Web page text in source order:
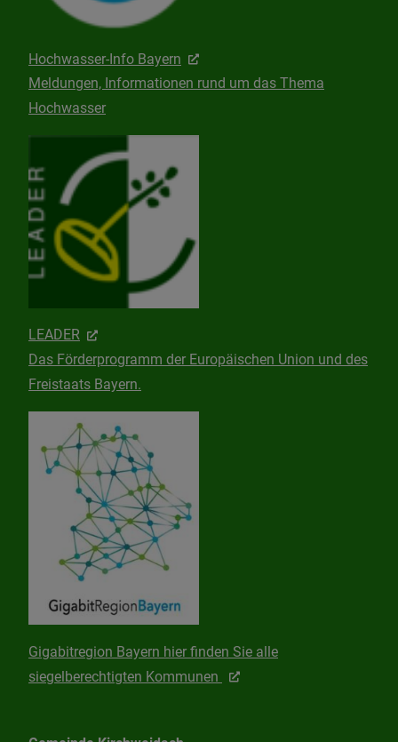
Hochwasser-Info Bayern
Meldungen, Informationen rund um das Thema
Hochwasser
LEADER
Das Förderprogramm der Europäischen Union und des
Freistaats Bayern.
Gigabitregion Bayern hier finden Sie alle
siegelberechtigten Kommunen